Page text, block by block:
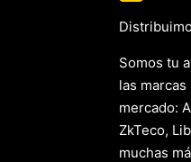
Somos tu
las
mercado:
ZkTeco,
muchas